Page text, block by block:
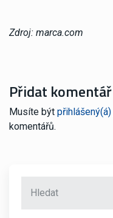
Zdroj: marca.com
Přidat komentář
Musíte být přihlášený(á)
komentářů.